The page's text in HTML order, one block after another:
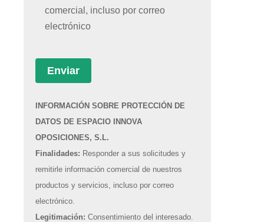
comercial, incluso por correo
electrónico
INFORMACIÓN SOBRE PROTECCIÓN DE
DATOS DE ESPACIO INNOVA
OPOSICIONES, S.L.
Finalidades: Responder a sus solicitudes y
remitirle información comercial de nuestros
productos y servicios, incluso por correo
electrónico.
Legitimación: Consentimiento del interesado.